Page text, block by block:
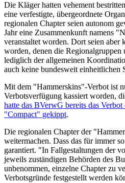
Die Kläger hatten vehement
eine verfestigte, übergeordnete
regionalen Chapter seien autonom
Jahr eine Zusammenkunft namens
veranstaltet worden. Dort seien aber
worden, denen die
lediglich der allgemeinen
auch keine bundesweit einheitlichen
Mit dem "Hammerskins"-Verbot ist
Verbotsverfügung kassiert worden,
hatte das BVerwG bereits das
"Compact" gekippt.
Die regionalen Chapter der
weitermachen. Dass das für immer
garantiert. "In Fallgestaltungen der
jeweils zuständigen Behörden des
unbenommen, einzelne Chapter zu
Verbotsgründe festgestellt werden